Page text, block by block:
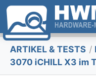
ARTIKEL & TESTS /
3070 iCHILL X3 im